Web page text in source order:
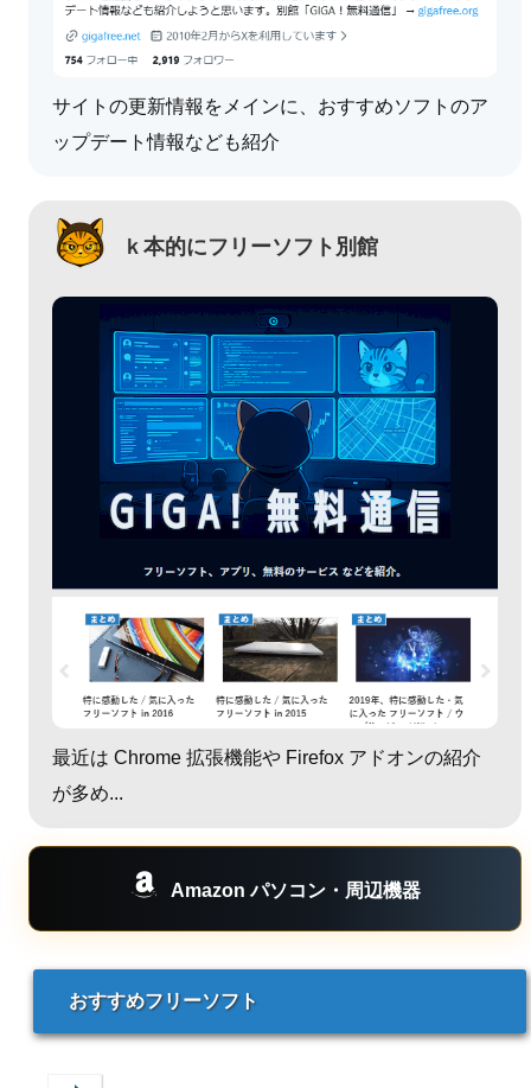
サイトの更新情報をメインに、おすすめソフトのア
ップデート情報なども紹介
ｋ本的にフリーソフト別館
最近は Chrome 拡張機能や Firefox アドオンの紹介
が多め...
Amazon パソコン・周辺機器
おすすめフリーソフト